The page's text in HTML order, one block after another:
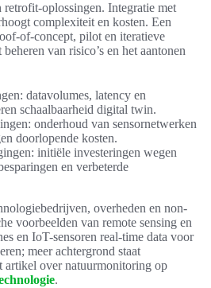
retrofit-oplossingen. Integratie met
complexiteit en kosten. Een
of-concept, pilot en iteratieve
van risico’s en het aantonen
datavolumes, latency en
schaalbaarheid digital twin.
onderhoud van sensornetwerken
doorlopende kosten.
initiële investeringen wegen
en verbeterde
overheden en non-
voorbeelden van remote sensing en
en IoT-sensoren real-time data voor
meer achtergrond staat
artikel over natuurmonitoring op
.